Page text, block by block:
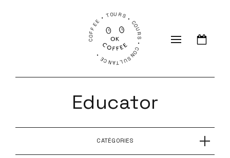
COFFEE • TOURS • COURS • CONSULTANCE •
Educator
CATÉGORIES